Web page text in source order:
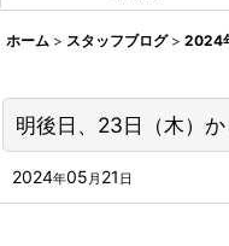
ホーム > スタッフブログ > 2024
明後日、23日（木）
2024年05 月 21 日